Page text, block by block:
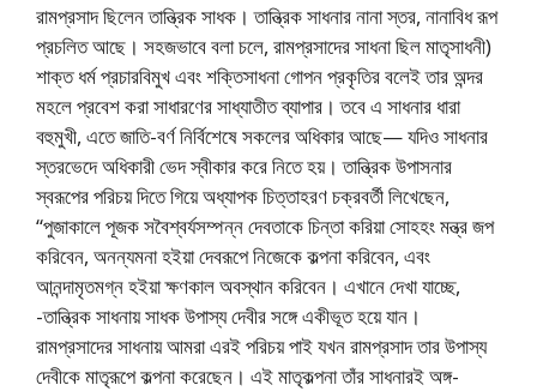
রামপ্রসাদ ছিলেন তান্ত্রিক সাধক। তান্ত্রিক সাধনার নানা স্তর, নানাবিধ রূপ
প্রচলিত আছে। সহজভাবে বলা চলে, রামপ্রসাদের সাধনা ছিল মাতৃসাধনী)
শাক্ত ধর্ম প্রচারবিমুখ এবং শক্তিসাধনা গোপন প্রকৃতির বলেই তার অন্দর
মহলে প্রবেশ করা সাধারণের সাধ্যাতীত ব্যাপার। তবে এ সাধনার ধারা
বহুমুখী, এতে জাতি-বর্ণ নির্বিশেষে সকলের অধিকার আছে— যদিও সাধনার
স্তরভেদে অধিকারী ভেদ স্বীকার করে নিতে হয়। তান্ত্রিক উপাসনার
স্বরূপের পরিচয় দিতে গিয়ে অধ্যাপক চিত্তাহরণ চক্রবর্তী লিখেছেন,
“পুজাকালে পূজক সবৈশ্বৰ্যসম্পন্ন দেবতাকে চিন্তা করিয়া সোহহং মন্ত্র জপ
করিবেন, অনন্যমনা হইয়া দেবরূপে নিজেকে কল্পনা করিবেন, এবং
আনন্দামৃতমগ্ন হইয়া ক্ষণকাল অবস্থান করিবেন। এখানে দেখা যাচ্ছে,
-তান্ত্রিক সাধনায় সাধক উপাস্য দেবীর সঙ্গে একীভূত হয়ে যান।
রামপ্রসাদের সাধনায় আমরা এরই পরিচয় পাই যখন রামপ্রসাদ তার উপাস্য
দেবীকে মাতৃরূপে কল্পনা করেছেন। এই মাতৃকল্পনা তাঁর সাধনারই অঙ্গ-